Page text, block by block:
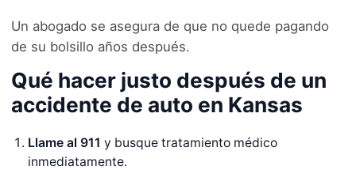
Un abogado se asegura de que no quede pagando
de su bolsillo años después.
Qué hacer justo después de un
accidente de auto en Kansas
Llame al 911 y busque tratamiento médico
inmediatamente.